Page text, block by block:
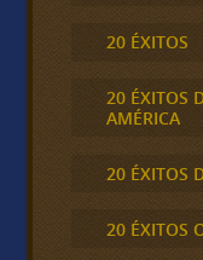
20 ÉXITOS
20 ÉXITOS
AMÉRICA
20 ÉXITOS
20 ÉXITOS